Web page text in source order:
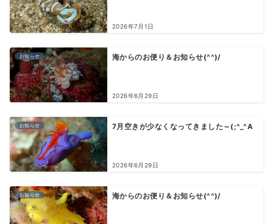
2026年7月1日
お知らせ 海からのお便り＆お知らせ(^^)/
2026年6月29日
お知らせ 7月空きが少なくなってきました～(;^_^A
2026年6月29日
お知らせ 海からのお便り＆お知らせ(^^)/